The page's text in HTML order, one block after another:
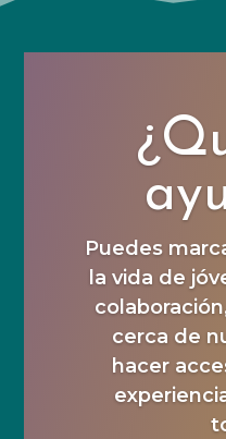
Puedes
la vida de
cerca de
hacer